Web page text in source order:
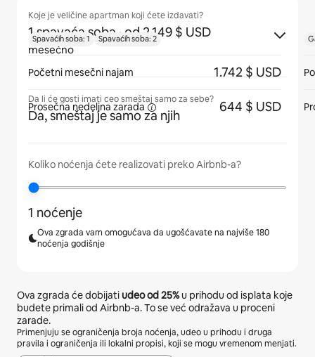
Koje je veličine apartman koji ćete izdavati?
1 spavaća soba · od 2.149 $ USD
mesečno
Da li će gosti imati ceo smeštaj samo za sebe?
Da, smeštaj je samo za njih
Koliko noćenja ćete realizovati preko Airbnb-a?
1 noćenje
Ova zgrada vam omogućava da ugošćavate na najviše 180
noćenja godišnje
Ova zgrada će dobijatiudeo od25%u prihodu od isplata koje
budete primali od Airbnb-a. To se već odražava u proceni
zarade.
Primenjuju se ograničenja broja noćenja, udeo u prihodu i druga
pravila i ograničenja ili lokalni propisi, koji se mogu vremenom menjati.
Spavaćih soba: 1 Spavaćih soba: 2
Početni mesečni najam 1.742 $ USD
Prosečna nedeljna zarada 644 $ USD